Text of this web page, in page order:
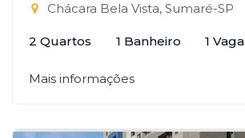
Chácara Bela Vista, Sumaré-SP
2 Quartos 1 Banheiro 1 Vaga
Mais informações